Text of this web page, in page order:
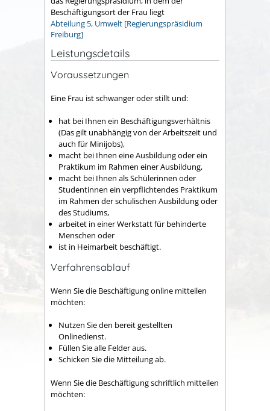
Beschäftigungsort der Frau liegt
Abteilung 5, Umwelt [Regierungspräsidium
Freiburg]
Leistungsdetails
Voraussetzungen
Eine Frau ist schwanger oder stillt und:
hat bei Ihnen ein Beschäftigungsverhältnis
(Das gilt unabhängig von der Arbeitszeit und
auch für Minijobs),
macht bei Ihnen eine Ausbildung oder ein
Praktikum im Rahmen einer Ausbildung,
macht bei Ihnen als Schülerinnen oder
Studentinnen ein verpflichtendes Praktikum
im Rahmen der schulischen Ausbildung oder
des Studiums,
arbeitet in einer Werkstatt für behinderte
Menschen oder
ist in Heimarbeit beschäftigt.
Verfahrensablauf
Wenn Sie die Beschäftigung online mitteilen
möchten:
Nutzen Sie den bereit gestellten
Onlinedienst.
Füllen Sie alle Felder aus.
Schicken Sie die Mitteilung ab.
Wenn Sie die Beschäftigung schriftlich mitteilen
möchten: